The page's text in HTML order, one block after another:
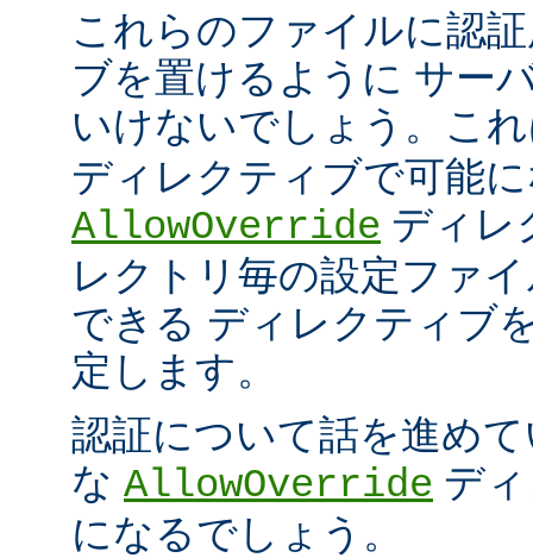
これらのファイルに認
ブを置けるように サー
いけないでしょう。こ
ディレクティブで可能
AllowOverride ディレ
レクトリ毎の設定ファ
できる ディレクティブ
定します。
認証について話を進め
な AllowOverride デ
になるでしょう。